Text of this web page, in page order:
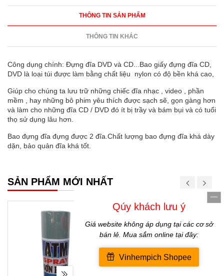
THÔNG TIN SẢN PHẨM
THÔNG TIN KHÁC
Công dụng chính: Đựng đĩa DVD và CD...Bao giấy đựng đĩa CD,
DVD là loại túi được làm bằng chất liệu nylon có độ bền khá cao,
Giúp cho chúng ta lưu trữ những chiếc đĩa nhạc , video , phần
mềm , hay những bô phim yêu thích được sạch sẽ, gọn gàng hơn
và làm cho những đĩa CD / DVD đó ít bị trầy và bám bụi và có tuổi
thọ sử dụng lâu hơn.
Bao đựng đĩa đựng được 2 đĩa.Chất lượng bao đựng đĩa khá dày
dặn, bảo quản đĩa khá tốt.
SẢN PHẨM MỚI NHẤT